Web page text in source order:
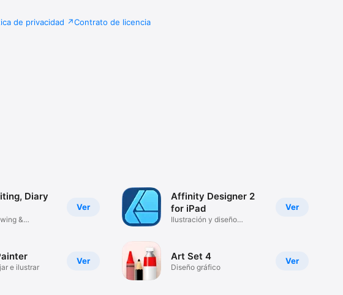
de privacidad Contrato de licencia
Ver
Diary
&
Ver
e ilustrar
Ver
Affinity Designer 2
for iPad
Ilustración y diseño
Ver
Art Set 4
Diseño gráfico